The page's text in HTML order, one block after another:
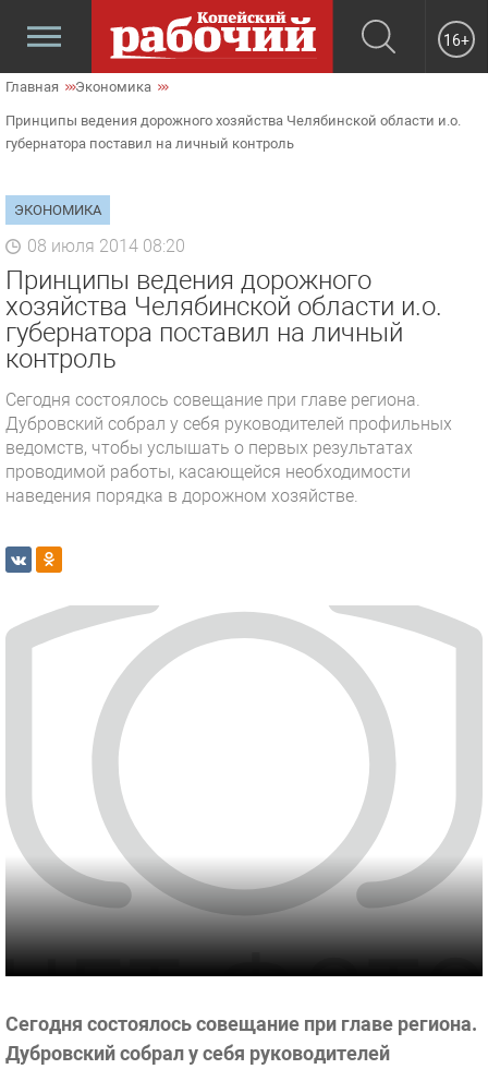
16+
Главная Экономика
Принципы ведения дорожного хозяйства Челябинской области и.о.
губернатора поставил на личный контроль
ЭКОНОМИКА
08 июля 2014 08:20
Принципы ведения дорожного
хозяйства Челябинской области и.о.
губернатора поставил на личный
контроль
Сегодня состоялось совещание при главе региона.
Дубровский собрал у себя руководителей профильных
ведомств, чтобы услышать о первых результатах
проводимой работы, касающейся необходимости
наведения порядка в дорожном хозяйстве.
Сегодня состоялось совещание при главе региона.
Дубровский собрал у себя руководителей